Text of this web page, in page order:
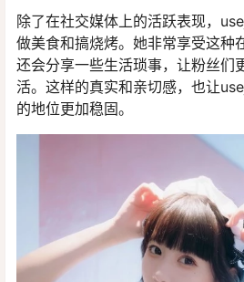
除了在社交媒体上的活跃表现，
做美食和搞烧烤。她非常享受这种
还会分享一些生活琐事，让粉丝们
活。这样的真实和亲切感，也让
的地位更加稳固。